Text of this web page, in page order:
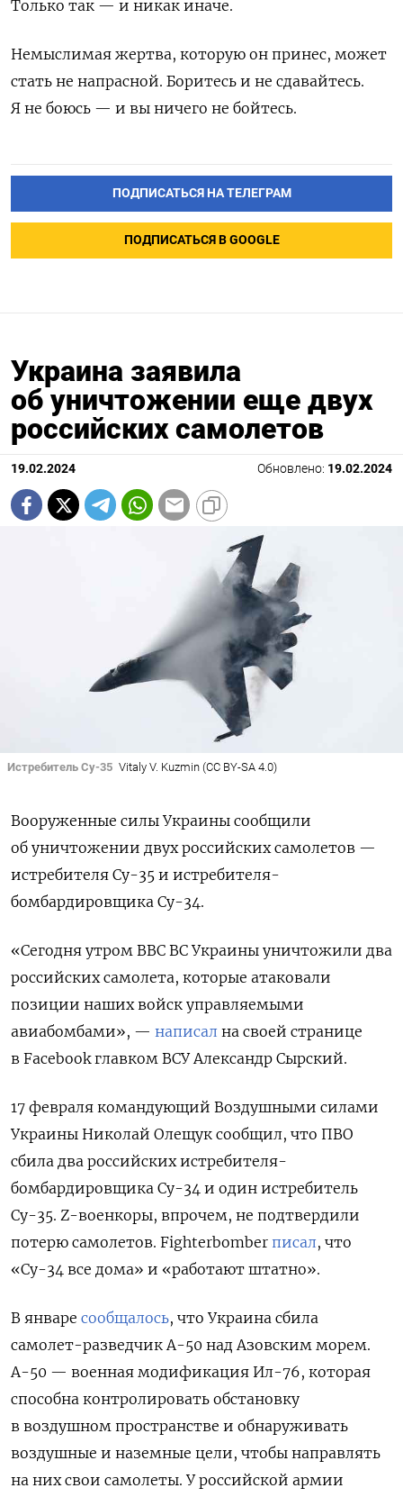
Только так — и никак иначе.
Немыслимая жертва, которую он принес, может
стать не напрасной. Боритесь и не сдавайтесь.
Я не боюсь — и вы ничего не бойтесь.
ПОДПИСАТЬСЯ НА ТЕЛЕГРАМ
ПОДПИСАТЬСЯ В GOOGLE
Украина заявила
об уничтожении еще двух
российских самолетов
19.02.2024 Обновлено: 19.02.2024
Истребитель Су-35 Vitaly V. Kuzmin (CC BY-SA 4.0)
Вооруженные силы Украины сообщили
об уничтожении двух российских самолетов —
истребителя Су-35 и истребителя-
бомбардировщика Су-34.
«Сегодня утром ВВС ВС Украины уничтожили два
российских самолета, которые атаковали
позиции наших войск управляемыми
авиабомбами», — написал на своей странице
в Facebook главком ВСУ Александр Сырский.
17 февраля командующий Воздушными силами
Украины Николай Олещук сообщил, что ПВО
сбила два российских истребителя-
бомбардировщика Су-34 и один истребитель
Су-35. Z-военкоры, впрочем, не подтвердили
потерю самолетов. Fighterbomber писал, что
«Су-34 все дома» и «работают штатно».
В январе сообщалось, что Украина сбила
самолет-разведчик А-50 над Азовским морем.
А-50 — военная модификация Ил-76, которая
способна контролировать обстановку
в воздушном пространстве и обнаруживать
воздушные и наземные цели, чтобы направлять
на них свои самолеты. У российской армии